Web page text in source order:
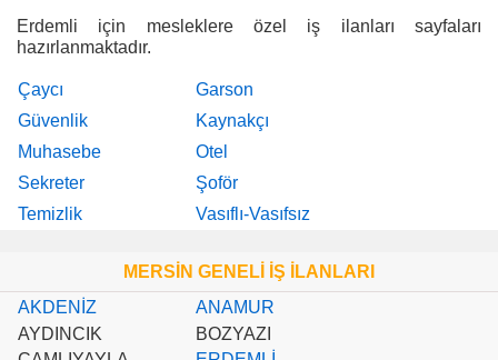
Erdemli için mesleklere özel iş ilanları sayfaları
hazırlanmaktadır.
Çaycı
Garson
Güvenlik
Kaynakçı
Muhasebe
Otel
Sekreter
Şoför
Temizlik
Vasıflı-Vasıfsız
MERSİN GENELİ İŞ İLANLARI
AKDENİZ
ANAMUR
AYDINCIK
BOZYAZI